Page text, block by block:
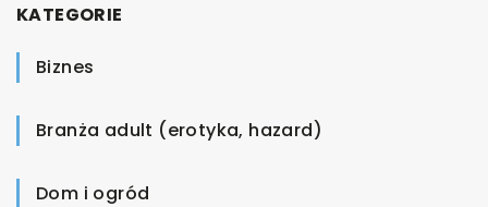
KATEGORIE
Biznes
Branża adult (erotyka, hazard)
Dom i ogród